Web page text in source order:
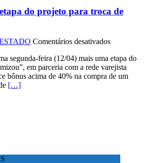
última
do projeto para troca de
Comentários desativadosem
lança
nova
etapa
segunda-feira (12/04) mais uma etapa do
em parceria com a rede varejista
bônus acima de 40% na compra de um
[…]